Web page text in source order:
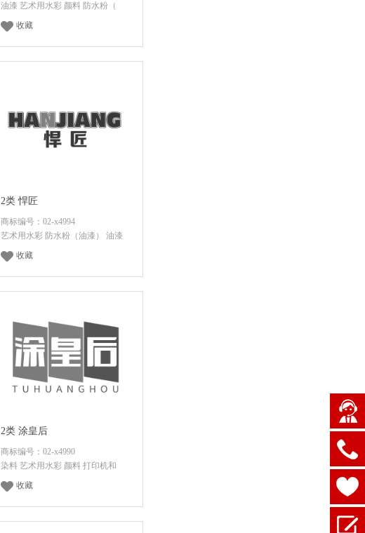
油漆 艺术用水彩 颜料 防水粉（
收藏
2类 悍匠
商标编号：02-x4994
艺术用水彩 防水粉（油漆） 油漆
收藏
2类 涂皇后
商标编号：02-x4990
染料 艺术用水彩 颜料 打印机和
收藏